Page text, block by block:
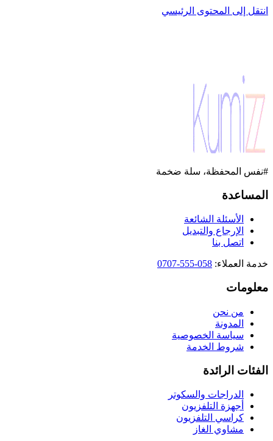
انتقل إلى المحتوى الرئيسي
#نفس المحفظة، سلة ضخمة
المساعدة
الأسئلة الشائعة
الإرجاع والتبديل
اتصل بنا
خدمة العملاء:
058-555-0707
معلومات
من نحن
المدونة
سياسة الخصوصية
شروط الخدمة
الفئات الرائدة
الدراجات والسكوتر
أجهزة التلفزيون
كراسي التلفزيون
مشاوي الغاز